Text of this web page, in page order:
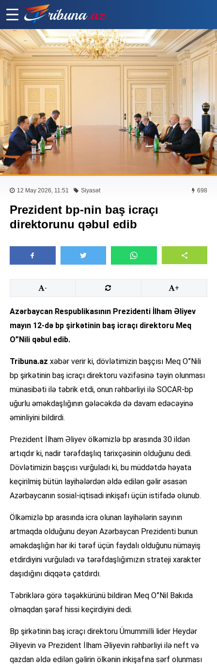
12 May 2026, 11:51 Siyasət 698
Prezident bp-nin baş icraçı
direktorunu qəbul edib
- +
Azərbaycan Respublikasının Prezidenti İlham Əliyev
mayın 12-də bp şirkətinin baş icraçı direktoru Meq
O”Nili qəbul edib.
Tribuna.az xəbər verir ki, dövlətimizin başçısı Meq O”Nili
bp şirkətinin baş icraçı direktoru vəzifəsinə təyin olunması
münasibəti ilə təbrik etdi, onun rəhbərliyi ilə SOCAR-bp
uğurlu əməkdaşlığının gələcəkdə də davam edəcəyinə
əminliyini bildirdi.
Prezident İlham Əliyev ölkəmizlə bp arasında 30 ildən
artıqdır ki, nadir tərəfdaşlıq tarixçəsinin olduğunu dedi.
Dövlətimizin başçısı vurğuladı ki, bu müddətdə həyata
keçirilmiş bütün layihələrdən əldə edilən gəlir əsasən
Azərbaycanın sosial-iqtisadi inkişafı üçün istifadə olunub.
Ölkəmizlə bp arasında icra olunan layihələrin sayının
artmaqda olduğunu deyən Azərbaycan Prezidenti bunun
əməkdaşlığın hər iki tərəf üçün faydalı olduğunu nümayiş
etdirdiyini vurğuladı və tərəfdaşlığımızın strateji xarakter
daşıdığını diqqətə çatdırdı.
Təbriklərə görə təşəkkürünü bildirən Meq O”Nil Bakıda
olmaqdan şərəf hissi keçirdiyini dedi.
Bp şirkətinin baş icraçı direktoru Ümummilli lider Heydər
Əliyevin və Prezident İlham Əliyevin rəhbərliyi ilə neft və
qazdan əldə edilən gəlirin ölkənin inkişafına sərf olunması